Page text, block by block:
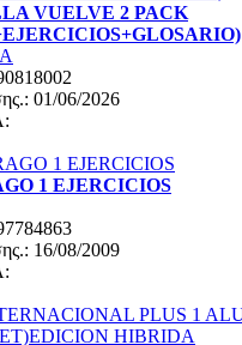
VUELVE 2 PACK
01/06/2026
1 EJERCICIOS
16/08/2009